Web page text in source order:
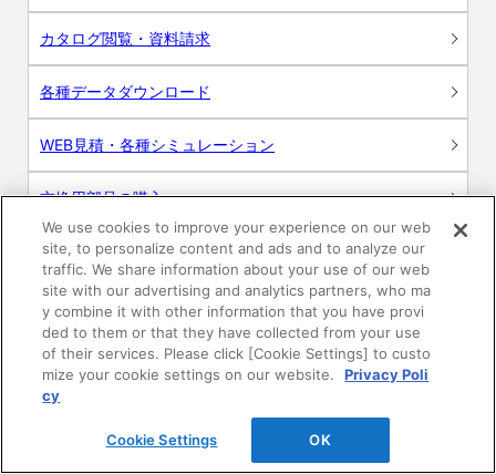
カタログ閲覧・資料請求
各種データダウンロード
WEB見積・各種シミュレーション
交換用部品の購入
修理・点検
お問い合わせ
ログイン
建築・設計関係者様向けサイト
We use cookies to improve your experience on our web
site, to personalize content and ads and to analyze our
traffic. We share information about your use of our web
site with our advertising and analytics partners, who ma
y combine it with other information that you have provi
ded to them or that they have collected from your use
of their services. Please click [Cookie Settings] to custo
mize your cookie settings on our website.
Privacy Poli
cy
Cookie Settings OK